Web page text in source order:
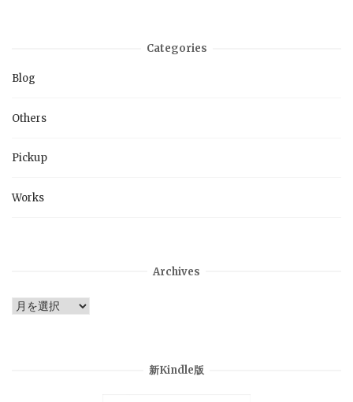
Categories
Blog
Others
Pickup
Works
Archives
Archives
新Kindle版